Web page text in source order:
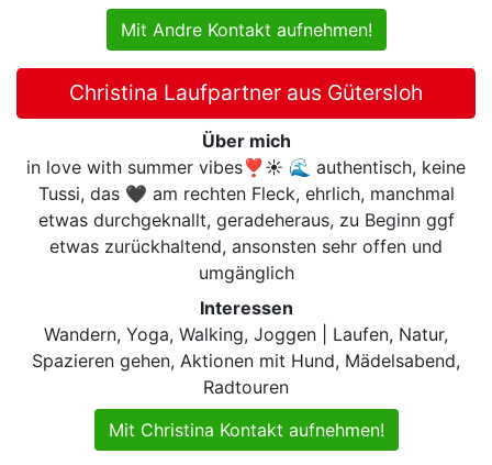
Mit Andre Kontakt aufnehmen!
Christina Laufpartner aus Gütersloh
Über mich
in love with summer vibes❣☀️ 🌊 authentisch, keine
Tussi, das 🖤 am rechten Fleck, ehrlich, manchmal
etwas durchgeknallt, geradeheraus, zu Beginn ggf
etwas zurückhaltend, ansonsten sehr offen und
umgänglich
Interessen
Wandern, Yoga, Walking, Joggen | Laufen, Natur,
Spazieren gehen, Aktionen mit Hund, Mädelsabend,
Radtouren
Mit Christina Kontakt aufnehmen!